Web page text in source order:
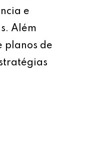
e
Além
planos de